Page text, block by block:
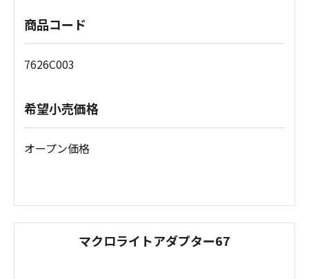
商品コード
7626C003
希望小売価格
オープン価格
マクロライトアダプター67